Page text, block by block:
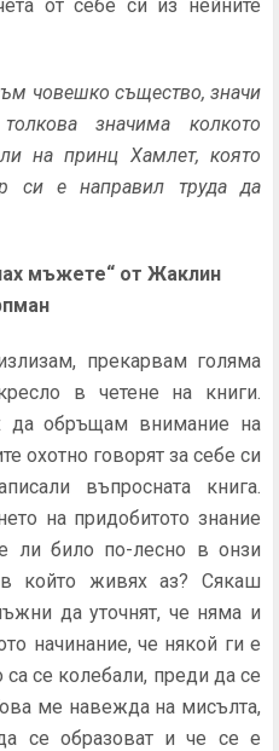
от себе си из нейните
човешко същество, значи
значима колкото
на принц Хамлет, която
си е направил труда да
мъжете“от Жаклин
прекарвам голяма
в четене на книги.
да обръщам внимание на
охотно говорят за себе си
въпросната книга.
на придобитото знание
ли било по-лесно в онзи
който живях аз? Сякаш
да уточнят, че няма и
начинание, че някой ги е
се колебали, преди да се
ме навежда на мисълта,
се образоват и че се е